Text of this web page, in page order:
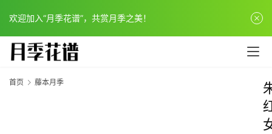
欢迎加入“月季花谱”，共赏月季之美！
首页 藤本月季